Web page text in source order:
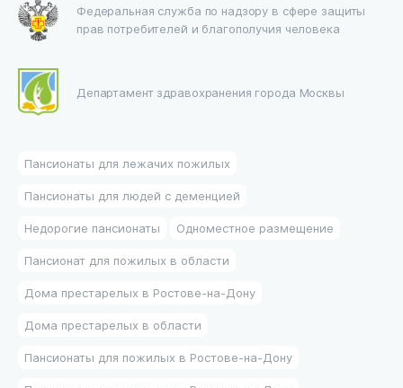
Федеральная служба по надзору в сфере защиты
прав потребителей и благополучия человека
Департамент здравохранения города Москвы
Пансионаты для лежачих пожилых
Пансионаты для людей с деменцией
Недорогие пансионаты Одноместное размещение
Пансионат для пожилых в области
Дома престарелых в Ростове-на-Дону
Дома престарелых в области
Пансионаты для пожилых в Ростове-на-Дону